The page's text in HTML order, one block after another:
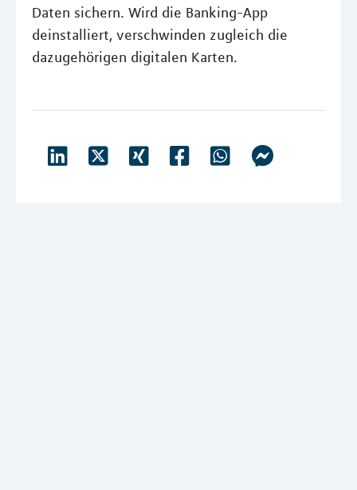
Daten sichern. Wird die Banking-App
deinstalliert, verschwinden zugleich die
dazugehörigen digitalen Karten.